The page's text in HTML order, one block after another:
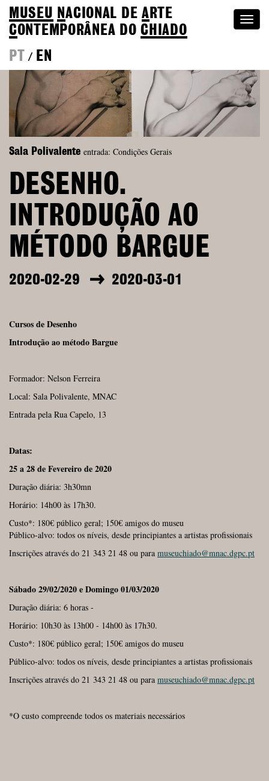
MUSEU NACIONAL DEA RTE
CONTEMPORÂNEA DOCHIADO
PT
/ EN
Sala Polivalente entrada: Condições Gerais
DESENHO.
INTRODUÇÃO AO
MÉTODO BARGUE
2020-02-29 2020-03-01
Cursos de Desenho
Introdução ao método Bargue
Formador: Nelson Ferreira
Local: Sala Polivalente, MNAC
Entrada pela Rua Capelo, 13
Datas:
25 a 28 de Fevereiro de 2020
Duração diária: 3h30mn
Horário: 14h00 às 17h30.
Custo*: 180€ público geral; 150€ amigos do museu
Público-alvo: todos os níveis, desde principiantes a artistas profissionais
Inscrições através do 21 343 21 48 ou para museuchiado@mnac.dgpc.pt
Sábado 29/02/2020 e Domingo 01/03/2020
Duração diária: 6 horas -
Horário: 10h30 às 13h00 - 14h00 às 17h30.
Custo*: 180€ público geral; 150€ amigos do museu
Público-alvo: todos os níveis, desde principiantes a artistas profissionais
Inscrições através do 21 343 21 48 ou para museuchiado@mnac.dgpc.pt
*O custo compreende todos os materiais necessários